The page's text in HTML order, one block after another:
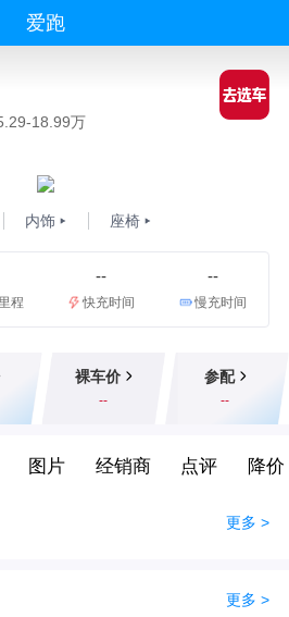
爱跑
18.99万
内饰 座椅
程
--
快充时间
--
慢充时间
裸车价
--
参配
--
图片 经销商 点评 降价
更多 >
更多 >